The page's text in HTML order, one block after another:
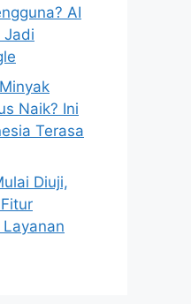
AI
Jadi
Naik? Ini
Terasa
Diuji,